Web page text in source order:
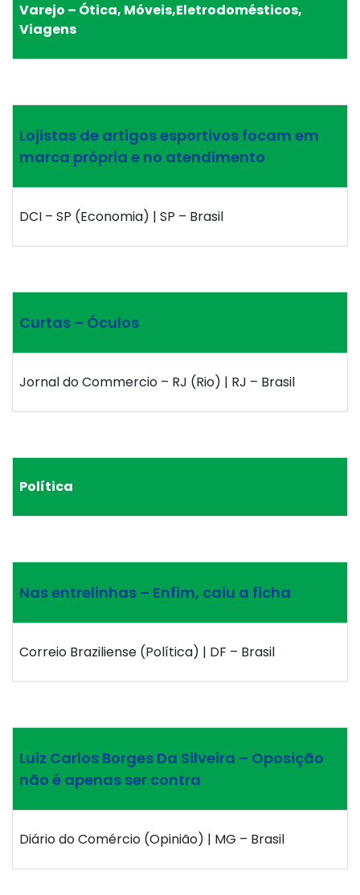
Varejo – Ótica, Móveis,Eletrodomésticos,
Viagens
Lojistas de artigos esportivos focam em
marca própria e no atendimento
DCI – SP (Economia) | SP – Brasil
Curtas – Óculos
Jornal do Commercio – RJ (Rio) | RJ – Brasil
Política
Nas entrelinhas – Enfim, caiu a ficha
Correio Braziliense (Política) | DF – Brasil
Luiz Carlos Borges Da Silveira – Oposição
não é apenas ser contra
Diário do Comércio (Opinião) | MG – Brasil